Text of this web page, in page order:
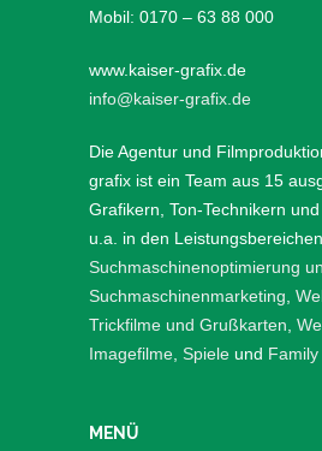
Mobil: 0170 – 63 88 000
www.kaiser-grafix.de
info@kaiser-grafix.de
Die Agentur und
grafix ist ein Team aus 15
Grafikern, Ton-Technikern
u.a. in den Leistungsbereichen
Suchmaschinenoptimierung
Suchmaschinenmarketing,
Trickfilme und Grußkarten,
Imagefilme, Spiele und
MENÜ